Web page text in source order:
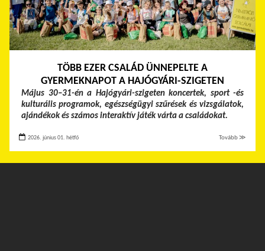
TÖBB EZER CSALÁD ÜNNEPELTE A
GYERMEKNAPOT A HAJÓGYÁRI-SZIGETEN
Május 30–31-én a Hajógyári-szigeten koncertek, sport -és
kulturális programok, egészségügyi szűrések és vizsgálatok,
ajándékok és számos interaktív játék várta a családokat.
2026. június 01. hétfő Tovább ≫